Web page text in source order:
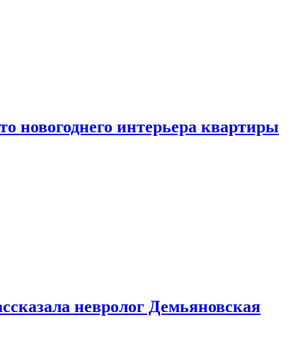
новогоднего интерьера квартиры
невролог Демьяновская